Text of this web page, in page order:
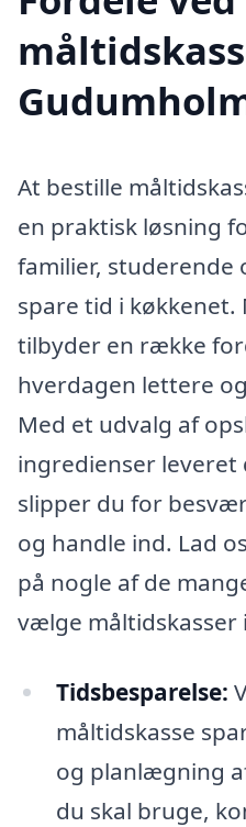
At bestille
en praktisk løsning
familier, studerende
spare tid i køkkenet.
tilbyder en række
hverdagen lettere
Med et udvalg af
ingredienser leveret
slipper du for
og handle ind. Lad
på nogle af de
vælge måltidskasser
Tidsbesparelse:
måltidskasse
og planlægning
du skal bruge,